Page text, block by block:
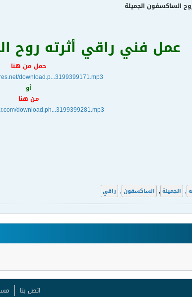
الساكسفون الجميلة
عمل فني راقي أثرته روح
حمل من هنا
download.p...3199399171.mp3
أو
من هنا
download.ph...3199399281.mp3
, الجميلة , الساكسفون , راقي
اتصل بنا